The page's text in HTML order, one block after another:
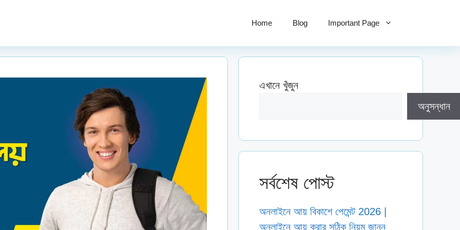
Home Blog Important Page
এখানে খুঁজুন
অনুসন্ধান
সর্বশেষ পোস্ট
অনলাইনে আয় বিকাশে পেমেন্ট 2026 |
অনলাইনে আয় করার সঠিক নিয়ম জানুন